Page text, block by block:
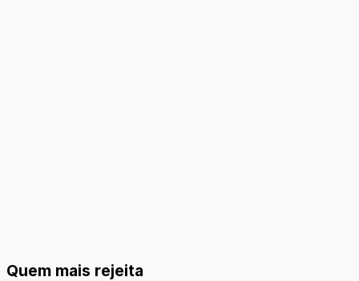
Quem mais rejeita